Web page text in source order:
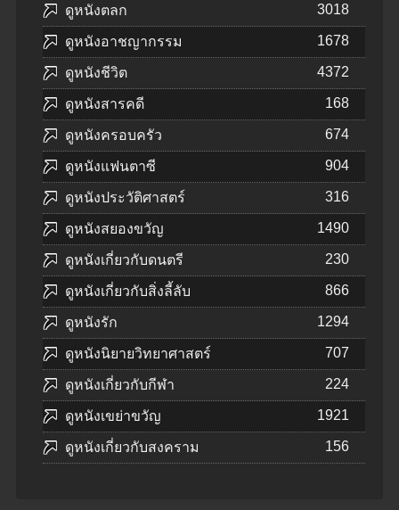
ดูหนังตลก 3018
ดูหนังอาชญากรรม 1678
ดูหนังชีวิต 4372
ดูหนังสารคดี 168
ดูหนังครอบครัว 674
ดูหนังแฟนตาซี 904
ดูหนังประวัติศาสตร์ 316
ดูหนังสยองขวัญ 1490
ดูหนังเกี่ยวกับดนตรี 230
ดูหนังเกี่ยวกับสิ่งลี้ลับ 866
ดูหนังรัก 1294
ดูหนังนิยายวิทยาศาสตร์ 707
ดูหนังเกี่ยวกับกีฬา 224
ดูหนังเขย่าขวัญ 1921
ดูหนังเกี่ยวกับสงคราม 156